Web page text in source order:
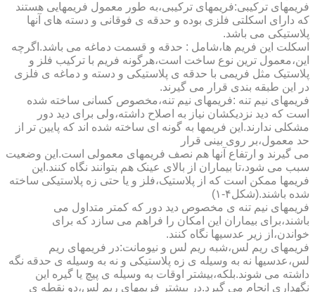
فریمهای ترکیبی:فریمهای ترکیبی،به طور معمول فریمهایی هستند
که دارای اسکلتی فلزی بوده و حدقه ی فوقانی و دسته های آنها
پلاستیکی می باشد.
اسکلت این فریم ها،شامل : حدقه و قسمت دماغه می باشد.اگرچه
این،معمول ترین نوع ساخت است،هرگونه فریم با ترکیب فلز و
پلاستیک مثل فریمی با حدقه ی پلاستیکی و دسته و دماغه ی فلزی
در این طبقه بندی قرار می گیرند.
فریمهای نیم تنه :فریمهای نیم تنه،مخصوص کسانی ساخته شده
است که دید نزدیکشان نیاز به اصلاح داشته،ولی برای دید دور
مشکلی ندارند.این فریمها به گونه ای ساخته شده اند که پایین تر از
حد معمول،بر روی بینی قرار
می گیرند و ارتفاع آنها هم نصف فریمهای معمولی است.این وضعیت
سبب می شود،تا بیماران از بالای عینک هم بتوانند نگاه کنند.این
فریمها ممکن است که از پلاستیک،فلز و یا حتی زه پلاستیکی ساخته
شده باشند.(شکل۴-۱)
فریمهای نیم تنه ی مخصوص دید دور که کمتر متداول می
باشند،برای بیماران این امکان را فراهم می سازد که برای
خواندن،از زیر عدسیها نگاه کنند.
فریمهای ریم لس،شبه ریم لس و نیومانت:در فریمهای ریم
لس،عدسیها نه به وسیله ی زه پلاستیکی و نه به وسیله ی حدقه نگه
داشته می شوند.بلکه،بیشتر اوقات به وسیله ی پیچ یا گیره این
نگهداری انجام می گیرد.در بیشتر فریمهای ریم لس،دو نقطه ی